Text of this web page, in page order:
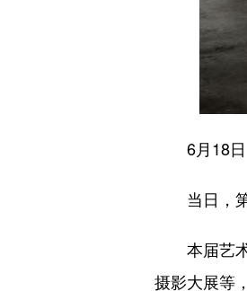
6月18日
当日，第
本届艺术
摄影大展等